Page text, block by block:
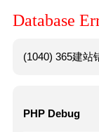
Database
(1040) 365建站
PHP Debug